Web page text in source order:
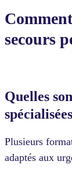
secours
Quelles
Plusieurs
adaptés aux